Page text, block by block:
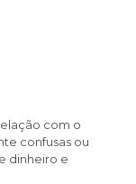
com o
confusas ou
dinheiro e